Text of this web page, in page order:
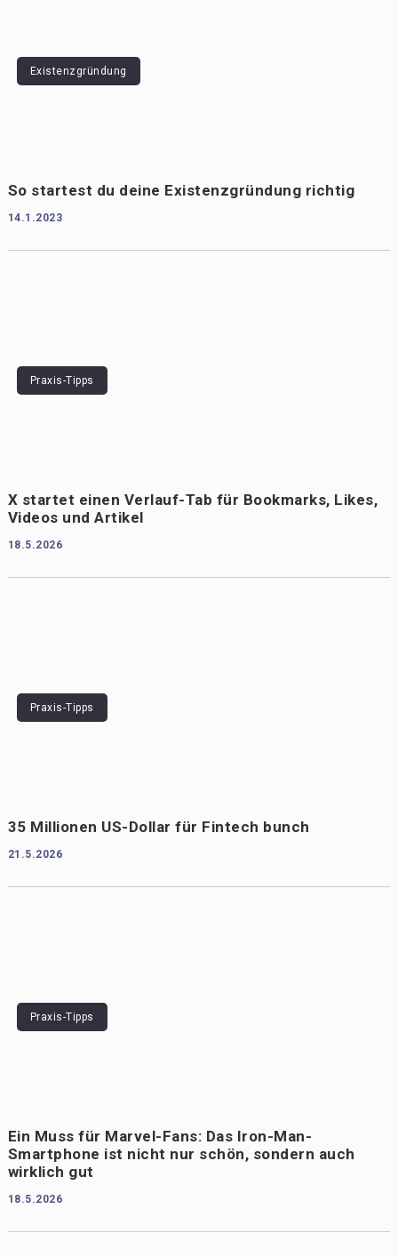
Existenzgründung
So startest du deine Existenzgründung richtig
14.1.2023
Praxis-Tipps
X startet einen Verlauf-Tab für Bookmarks, Likes,
Videos und Artikel
18.5.2026
Praxis-Tipps
35 Millionen US-Dollar für Fintech bunch
21.5.2026
Praxis-Tipps
Ein Muss für Marvel-Fans: Das Iron-Man-
Smartphone ist nicht nur schön, sondern auch
wirklich gut
18.5.2026